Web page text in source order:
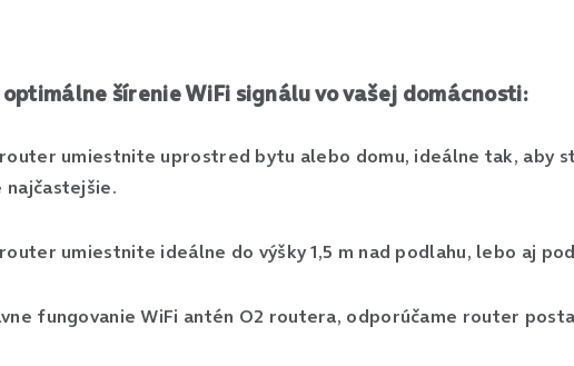
šírenie WiFi signálu vo vašej domácnosti:
router umiestnite uprostred bytu alebo domu, ideálne tak, aby
najčastejšie.
umiestnite ideálne do výšky 1,5 m nad podlahu, lebo aj
fungovanie WiFi antén O2 routera, odporúčame router